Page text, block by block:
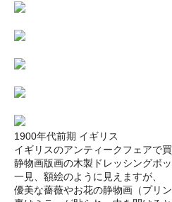
1900年代前期 イギリス
イギリスのアンティークフェアで
静物画版画の木製ドレッシングボッ
一見、額絵のように見えますが、
優美な薔薇やお花の静物画（プリ